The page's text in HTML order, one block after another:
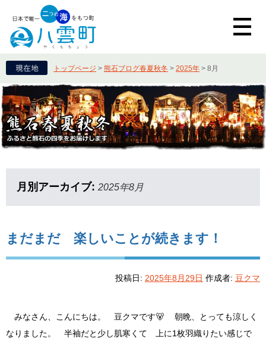
トップページ > 熊石ブログ春夏秋冬 > 2025年 > 8月
月別アーカイブ: 2025年8月
まだまだ 楽しいことが続きます！
投稿日: 2025年8月29日 作成者: 豆クマ
みなさん、こんにちは。 豆クマです🐻 朝晩、とっても涼しく
なりました。 半袖だと少し肌寒くて 上に1枚羽織りたい感じで